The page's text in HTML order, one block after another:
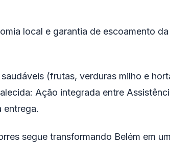
local e garantia de escoamento da
(frutas, verduras milho e
Ação integrada entre
entrega.
segue transformando Belém em